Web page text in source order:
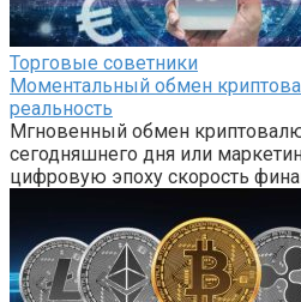
Торговые советники
Моментальный обмен
реальность
Мгновенный обмен
сегодняшнего дня или
цифровую эпоху скорость